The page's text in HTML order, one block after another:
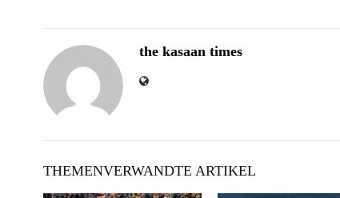
the kasaan times
THEMENVERWANDTE ARTIKEL